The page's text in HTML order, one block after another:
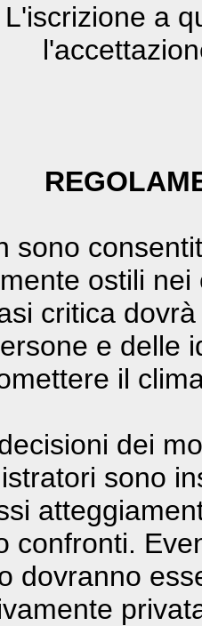
L'iscrizione a
sono
ostili
critica
e delle
il
dei
sono
confronti.
dovranno